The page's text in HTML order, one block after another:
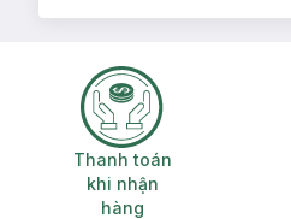
Thanh toán khi
Thanh toán
khi nhận
hàng